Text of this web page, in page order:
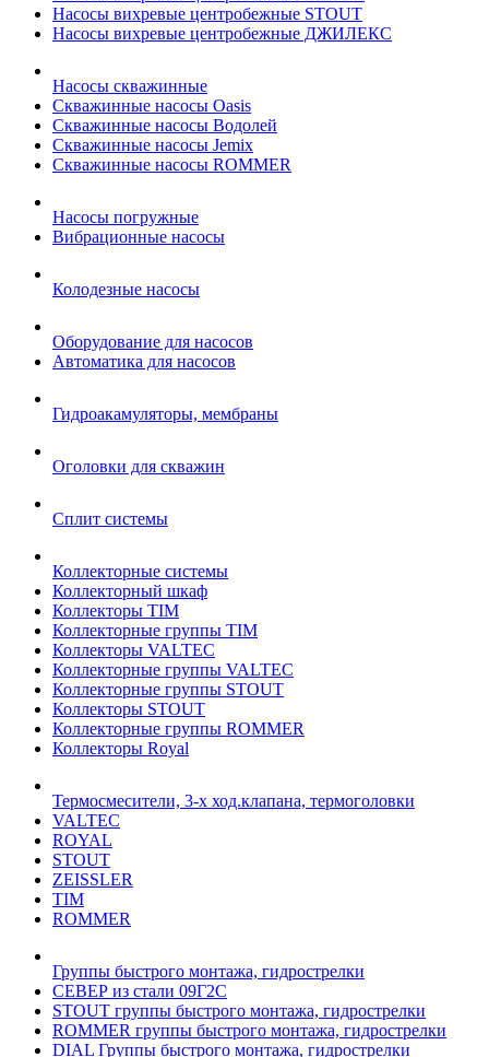
Насосы вихревые центробежные STOUT
Насосы вихревые центробежные ДЖИЛЕКС
Насосы скважинные
Скважинные насосы Oasis
Скважинные насосы Водолей
Скважинные насосы Jemix
Cкважинные насосы ROMMER
Насосы погружные
Вибрационные насосы
Колодезные насосы
Оборудование для насосов
Автоматика для насосов
Гидроакамуляторы, мембраны
Оголовки для скважин
Сплит системы
Коллекторные системы
Коллекторный шкаф
Коллекторы TIM
Коллекторные группы TIM
Коллекторы VALTEC
Коллекторные группы VALTEC
Коллекторные группы STOUT
Коллекторы STOUT
Коллекторные группы ROMMER
Коллекторы Royal
Термосмесители, 3-х ход.клапана, термоголовки
VALTEC
ROYAL
STOUT
ZEISSLER
TIM
ROMMER
Группы быстрого монтажа, гидрострелки
СЕВЕР из стали 09Г2С
STOUT группы быстрого монтажа, гидрострелки
ROMMER группы быстрого монтажа, гидрострелки
DIAL Группы быстрого монтажа, гидрострелки